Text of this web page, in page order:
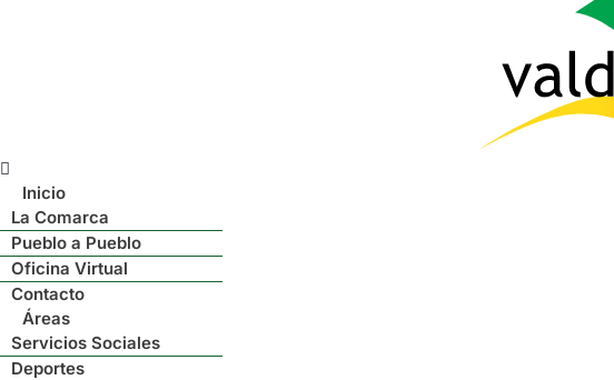
Menú
Inicio
La Comarca
Pueblo a Pueblo
Oficina Virtual
Contacto
Áreas
Servicios Sociales
Deportes